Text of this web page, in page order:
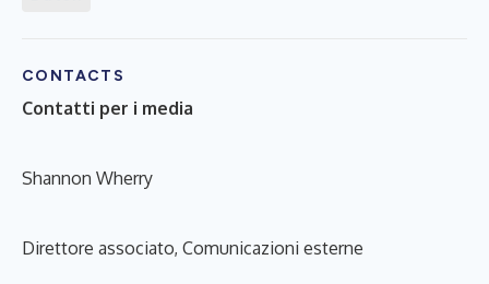
CONTACTS
Contatti per i media
Shannon Wherry
Direttore associato, Comunicazioni esterne